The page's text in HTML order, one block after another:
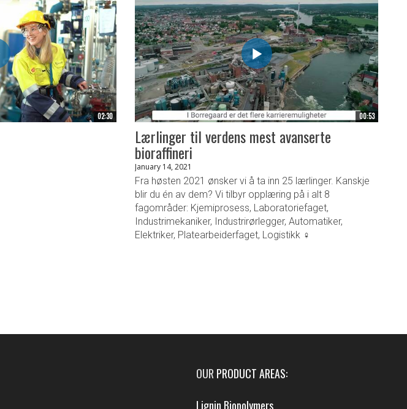
02:30 00:53
Lærlinger til verdens mest avanserte
bioraffineri
January 14, 2021
Fra høsten 2021 ønsker vi å ta inn 25 lærlinger. Kanskje
blir du én av dem? Vi tilbyr opplæring på i alt 8
fagområder: Kjemiprosess, Laboratoriefaget,
Industrimekaniker, Industrirørlegger, Automatiker,
Elektriker, Platearbeiderfaget, Logistikk ‍‍♀️‍‍
OUR PRODUCT AREAS:
Lignin Biopolymers